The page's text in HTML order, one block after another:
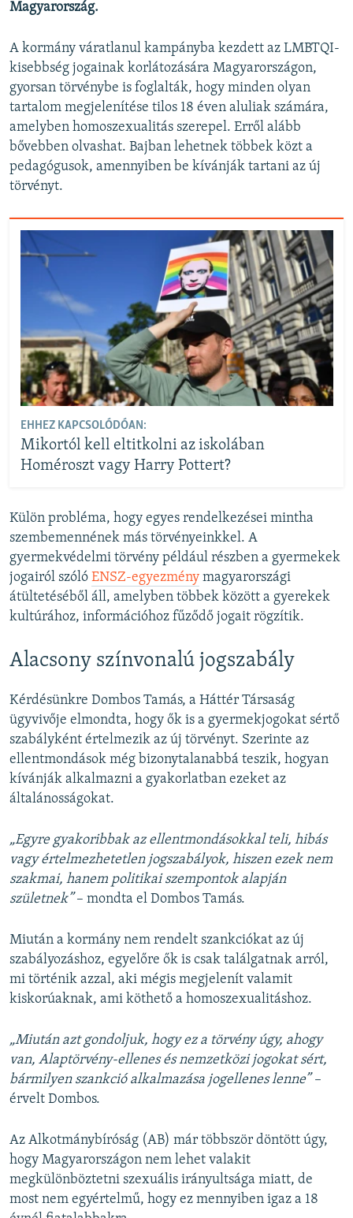
Magyarország.
A kormány váratlanul kampányba kezdett az LMBTQI-
kisebbség jogainak korlátozására Magyarországon,
gyorsan törvénybe is foglalták, hogy minden olyan
tartalom megjelenítése tilos 18 éven aluliak számára,
amelyben homoszexualitás szerepel. Erről alább
bővebben olvashat. Bajban lehetnek többek közt a
pedagógusok, amennyiben be kívánják tartani az új
törvényt.
EHHEZ KAPCSOLÓDÓAN:
Mikortól kell eltitkolni az iskolában
Homéroszt vagy Harry Pottert?
Külön probléma, hogy egyes rendelkezései mintha
szembemennének más törvényeinkkel. A
gyermekvédelmi törvény például részben a gyermekek
jogairól szóló ENSZ-egyezmény magyarországi
átültetéséből áll, amelyben többek között a gyerekek
kultúrához, információhoz fűződő jogait rögzítik.
Alacsony színvonalú jogszabály
Kérdésünkre Dombos Tamás, a Háttér Társaság
ügyvivője elmondta, hogy ők is a gyermekjogokat sértő
szabályként értelmezik az új törvényt. Szerinte az
ellentmondások még bizonytalanabbá teszik, hogyan
kívánják alkalmazni a gyakorlatban ezeket az
általánosságokat.
„Egyre gyakoribbak az ellentmondásokkal teli, hibás
vagy értelmezhetetlen jogszabályok, hiszen ezek nem
szakmai, hanem politikai szempontok alapján
születnek”– mondta el Dombos Tamás.
Miután a kormány nem rendelt szankciókat az új
szabályozáshoz, egyelőre ők is csak találgatnak arról,
mi történik azzal, aki mégis megjelenít valamit
kiskorúaknak, ami köthető a homoszexualitáshoz.
„Miután azt gondoljuk, hogy ez a törvény úgy, ahogy
van, Alaptörvény-ellenes és nemzetközi jogokat sért,
bármilyen szankció alkalmazása jogellenes lenne” –
érvelt Dombos.
Az Alkotmánybíróság (AB) már többször döntött úgy,
hogy Magyarországon nem lehet valakit
megkülönböztetni szexuális irányultsága miatt, de
most nem egyértelmű, hogy ez mennyiben igaz a 18